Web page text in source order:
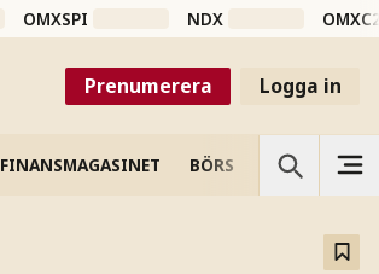
OMXSPI NDX
Prenumerera Logga in
FINANSMAGASINET BÖRS VETENSKAP